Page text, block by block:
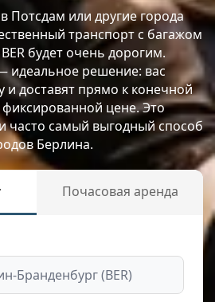
Потсдам или другие города
транспорт с багажом
будет очень дорогим.
идеальное решение: вас
и доставят прямо к конечной
цене. Это
самый выгодный способ
Берлина.
Почасовая аренда